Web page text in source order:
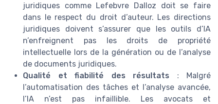
juridiques comme Lefebvre Dalloz doit se faire
dans le respect du droit d’auteur. Les directions
juridiques doivent s’assurer que les outils d’IA
n’enfreignent pas les droits de propriété
intellectuelle lors de la génération ou de l’analyse
de documents juridiques.
Qualité et fiabilité des résultats : Malgré
l’automatisation des tâches et l’analyse avancée,
l’IA n’est pas infaillible. Les avocats et